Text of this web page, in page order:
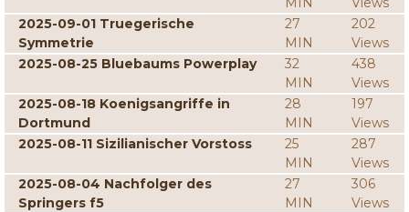
2025-09-01 Truegerische
Symmetrie
27
MIN
202
Views
2025-08-25 Bluebaums Powerplay
32
MIN
438
Views
2025-08-18 Koenigsangriffe in
Dortmund
28
MIN
197
Views
2025-08-11 Sizilianischer Vorstoss
25
MIN
287
Views
2025-08-04 Nachfolger des
Springers f5
27
MIN
306
Views